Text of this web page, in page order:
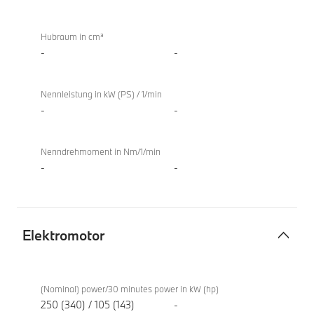
Hubraum in cm³
- -
Nennleistung in kW (PS) / 1/min
- -
Nenndrehmoment in Nm/1/min
- -
Elektromotor
eDrive40
Berline
(Nominal) power/30 minutes power in kW (hp)
250 (340) / 105 (143) -